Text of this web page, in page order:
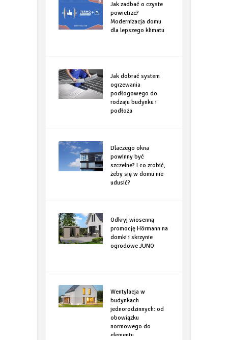
Jak zadbać o czyste
powietrze?
Modernizacja domu
dla lepszego klimatu
Jak dobrać system
ogrzewania
podłogowego do
rodzaju budynku i
podłoża
Dlaczego okna
powinny być
szczelne? I co zrobić,
żeby się w domu nie
udusić?
Odkryj wiosenną
promocję Hörmann na
domki i skrzynie
ogrodowe JUNO
Wentylacja w
budynkach
jednorodzinnych: od
obowiązku
normowego do
elementu